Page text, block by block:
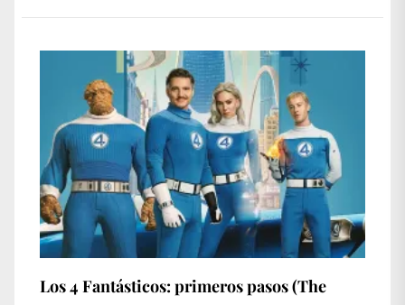
Los 4 Fantásticos: primeros pasos (The